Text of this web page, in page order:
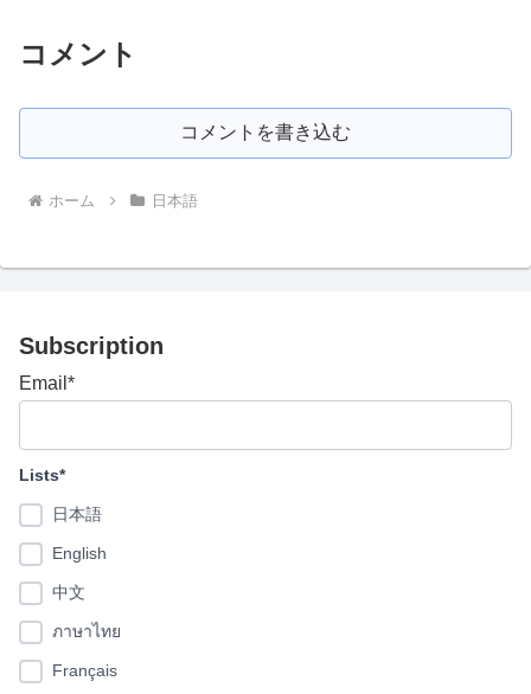
コメント
コメントを書き込む
ホーム 日本語
Subscription
Email*
Lists*
日本語
English
中文
ภาษาไทย
Français